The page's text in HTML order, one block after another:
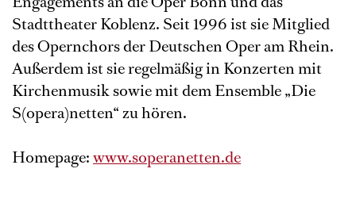
Stadttheater Koblenz. Seit 1996 ist sie Mitglied
des Opernchors der Deutschen Oper am Rhein.
Außerdem ist sie regelmäßig in Konzerten mit
Kirchenmusik sowie mit dem Ensemble „Die
S(opera)netten“ zu hören.
Homepage:www.soperanetten.de